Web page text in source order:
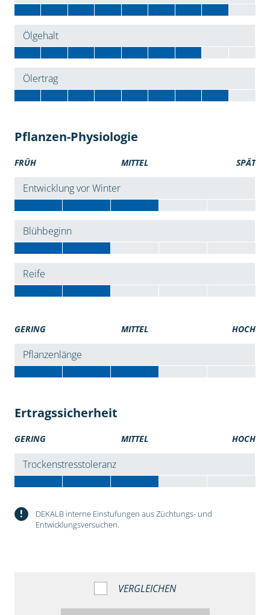
Ölgehalt
Ölertrag
Pflanzen-Physiologie
FRÜH MITTEL SPÄT
Entwicklung vor Winter
Blühbeginn
Reife
GERING MITTEL HOCH
Pflanzenlänge
Ertragssicherheit
GERING MITTEL HOCH
Trockenstresstoleranz
!
DEKALB interne Einstufungen aus Züchtungs- und
Entwicklungsversuchen.
VERGLEICHEN